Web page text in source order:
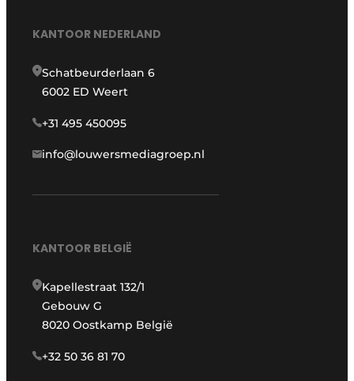
KANTOOR NEDERLAND
Schatbeurderlaan 6
6002 ED Weert
+31 495 450095
info@louwersmediagroep.nl
KANTOOR BELGIË
Kapellestraat 132/1
Gebouw G
8020 Oostkamp België
+32 50 36 81 70